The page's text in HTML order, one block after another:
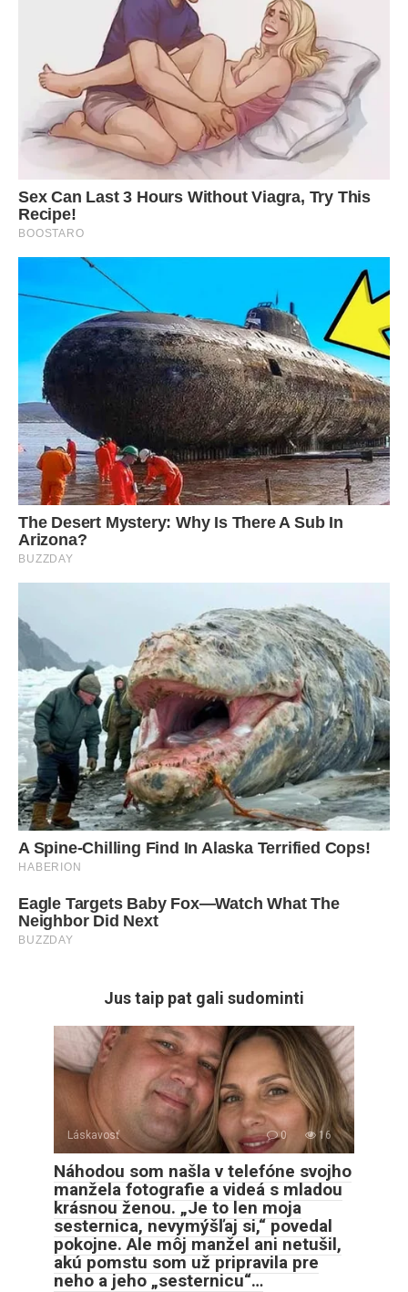
Jus taip pat gali sudominti
Láskavosť 0 16
Náhodou som našla v telefóne svojho
manžela fotografie a videá s mladou
krásnou ženou. „Je to len moja
sesternica, nevymýšľaj si,“ povedal
pokojne. Ale môj manžel ani netušil,
akú pomstu som už pripravila pre
neho a jeho „sesternicu“…